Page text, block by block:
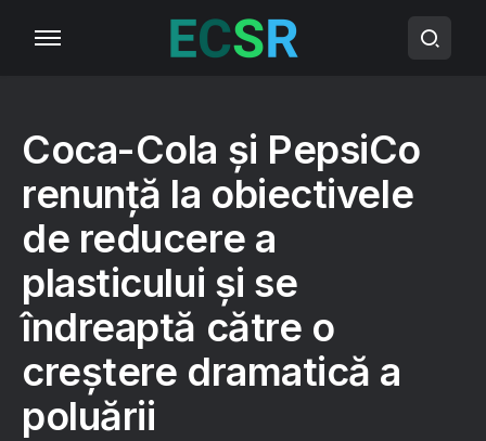
Coca-Cola și PepsiCo
renunță la obiectivele
de reducere a
plasticului și se
îndreaptă către o
creștere dramatică a
poluării